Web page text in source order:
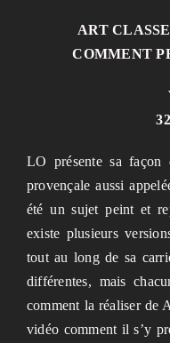
ART
COMMENT
LO présente sa façon
provençale aussi
été un sujet peint et
existe plusieurs
tout au long de sa
différentes, mais
comment la réaliser de
vidéo comment il s’y